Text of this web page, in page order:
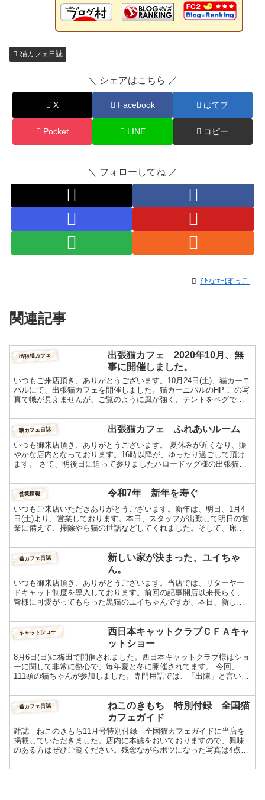
猫カフェ日誌
＼ シェアはこちら ／
X Facebook はてブ
Pocket LINE コピー
＼ フォローしてね ／
ひなたぼっこ
関連記事
出張猫カフェ
出張猫カフェ 2020年10月、無
事に開催しました。
いつもご来店頂き、ありがとうございます。10月24日(土)、猫カーニ
バルにて、出張猫カフェを開催しました。猫カーニバルのHP この写
真で幟が見えませんが、ご覧のように風が強く、テントをペグで固
猫カフェ日誌 出張猫カフェ ふれあいルーム
いつも御来店頂き、ありがとうございます。 夏休みが近くなり、賑
やかな店内となっております。16時以降が、ゆったり過ごして頂け
ます。 さて、明後日に迫って参りましたハロードッグ様の出張猫カ
営業情報 令和7年 新年を寿ぐ
いつもご来店いただきありがとうございます。新年は、明日、1月4
日(土)より、営業しております。本日、スタッフが出勤して明日の営
業に備えて、掃除やら猫の世話などしてくれました。そして、床の
猫カフェ日誌
新しい家が決まった、ユイちゃ
ん。
いつも御来店頂き、ありがとうございます。当店では、リターヤー
ドキャット制度を導入しております。前回の記事開店以来長らく、
皆様に可愛がってもらった黒猫のユイちゃんですが、本日、新しい
キャットショー
西日本キャットクラブＣＦＡキャ
ットショー
8月6日(日)に梅田で開催されました。西日本キャットクラブ様はショ
ーに関して非常に熱心で、毎年夏と冬に開催されてます。 今回、
111頭の猫ちゃんが参加しました。専門用語では、「出陳」と言いま
猫カフェ日誌
ねこのきもち 特別付録 全国猫
カフェガイド
雑誌 ねこのきもち11月号特別付録 全国猫カフェガイドに当店を
掲載していただきました。店内に本誌をおいておりますので、興味
のある方はぜひご覧ください。残念ながらボツになった写真は4点で